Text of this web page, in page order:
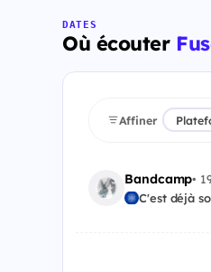
DATES
Où écouter
Affiner
Bandcamp•
C'est déjà